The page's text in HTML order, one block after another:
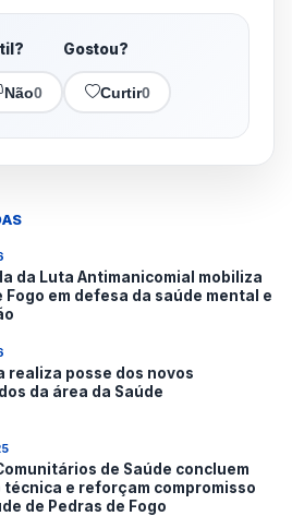
Não0
Gostou?
Curtir0
da Luta Antimanicomial mobiliza
Fogo em defesa da saúde mental e
realiza posse dos novos
da área da Saúde
de Saúde concluem
e reforçam compromisso
de Pedras de Fogo